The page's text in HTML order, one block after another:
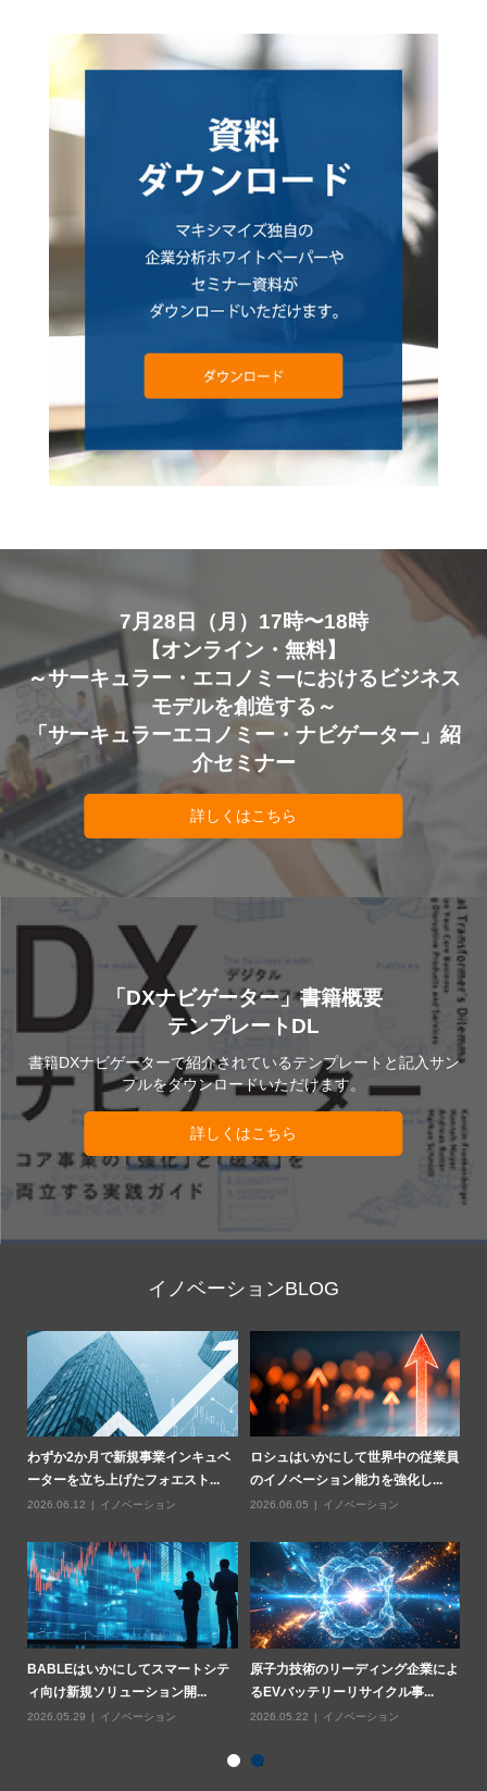
7月28日（月）17時〜18時
【オンライン・無料】
～サーキュラー・エコノミーにおけるビジネス
モデルを創造する～
「サーキュラーエコノミー・ナビゲーター」紹
介セミナー
詳しくはこちら
「DXナビゲーター」書籍概要
テンプレートDL
書籍DXナビゲーターで紹介されているテンプレートと記入サン
プルをダウンロードいただけます。
詳しくはこちら
イノベーションBLOG
わずか2か月で新規事業インキュベ
ーターを立ち上げたフォエスト...
2026.06.12 イノベーション
ロシュはいかにして世界中の従業員
のイノベーション能力を強化し...
2026.06.05 イノベーション
BABLEはいかにしてスマートシテ
ィ向け新規ソリューション開...
2026.05.29 イノベーション
原子力技術のリーディング企業によ
るEVバッテリーリサイクル事...
2026.05.22 イノベーション